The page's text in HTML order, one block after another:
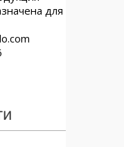
для